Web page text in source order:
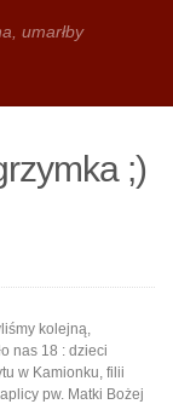
umarłby
;)
kolejną,
nas 18 : dzieci
w Kamionku, filii
pw. Matki Bożej